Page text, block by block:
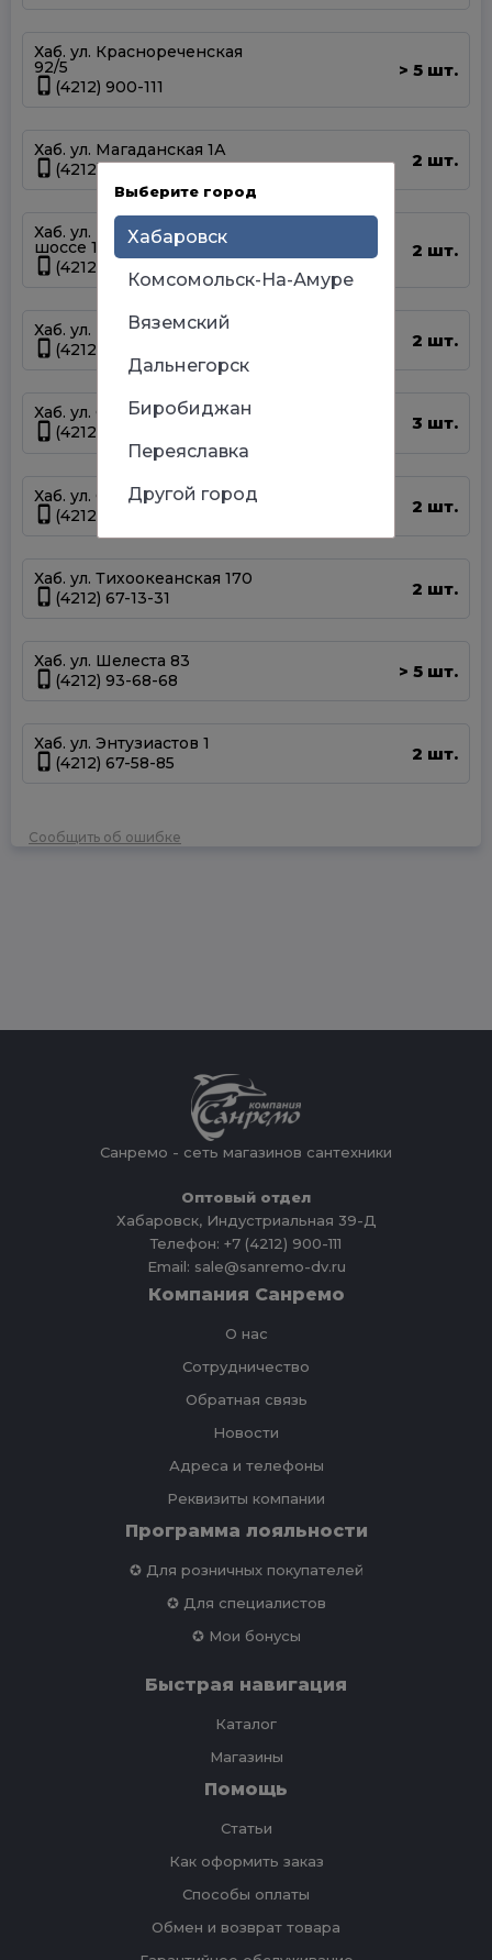
Хаб. ул. Краснореченская
92/5
(4212) 900-111
> 5 шт.
Хаб. ул. Магаданская 1А
(4212) 63-39-83
2 шт.
Хаб. ул. Матвеевское
шоссе 13А
(4212) 69-93-93
2 шт.
Хаб. ул. Панфиловцев 14Б
(4212) 63-22-47
2 шт.
Хаб. ул. Серышева 34
(4212) 47-44-66
3 шт.
Хаб. ул. Суворова 45
(4212) 50-67-37
2 шт.
Хаб. ул. Тихоокеанская 170
(4212) 67-13-31
2 шт.
Хаб. ул. Шелеста 83
(4212) 93-68-68
> 5 шт.
Хаб. ул. Энтузиастов 1
(4212) 67-58-85
2 шт.
Сообщить об ошибке
Санремо - сеть магазинов сантехники
Оптовый отдел
Хабаровск, Индустриальная 39-Д
Телефон: +7 (4212) 900-111
Email: sale@sanremo-dv.ru
Компания Санремо
О нас
Сотрудничество
Обратная связь
Новости
Адреса и телефоны
Реквизиты компании
Программа лояльности
✪ Для розничных покупателей
✪ Для специалистов
✪ Мои бонусы
Быстрая навигация
Каталог
Магазины
Помощь
Статьи
Как оформить заказ
Способы оплаты
Обмен и возврат товара
Выберите город
Хабаровск
Комсомольск-На-Амуре
Вяземский
Дальнегорск
Биробиджан
Переяславка
Другой город